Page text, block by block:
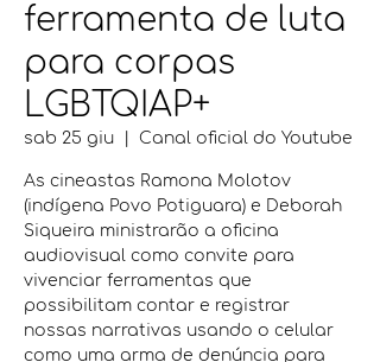
ferramenta de luta
para corpas
LGBTQIAP+
sab 25 giu Canal oficial do Youtube
As cineastas Ramona Molotov
(indígena Povo Potiguara) e Deborah
Siqueira ministrarão a oficina
audiovisual como convite para
vivenciar ferramentas que
possibilitam contar e registrar
nossas narrativas usando o celular
como uma arma de denúncia para